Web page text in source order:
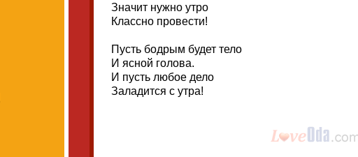
Значит нужно утро
Классно провести!
Пусть бодрым будет тело
И ясной голова.
И пусть любое дело
Заладится с утра!